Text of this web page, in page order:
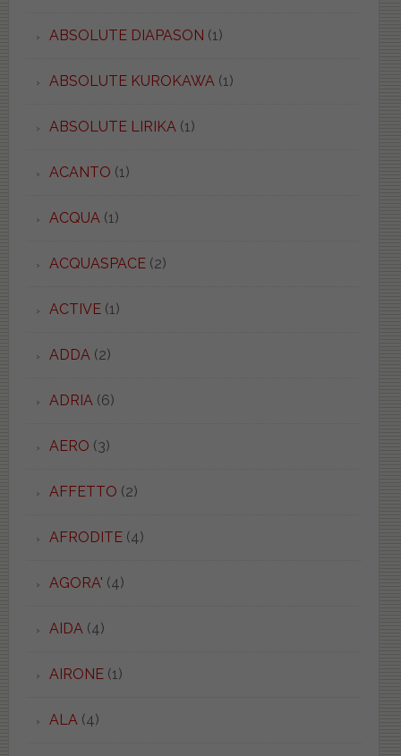
ABSOLUTE DIAPASON (1)
ABSOLUTE KUROKAWA(1)
ABSOLUTE LIRIKA(1)
ACANTO (1)
ACQUA(1)
ACQUASPACE(2)
ACTIVE(1)
ADDA(2)
ADRIA(6)
AERO (3)
AFFETTO (2)
AFRODITE(4)
AGORA' (4)
AIDA(4)
AIRONE(1)
ALA(4)